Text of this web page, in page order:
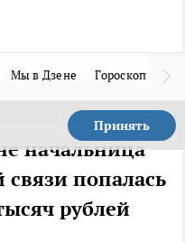
Мы в Дзене Гороскоп
Принять
начальница
связи попалась
рублей